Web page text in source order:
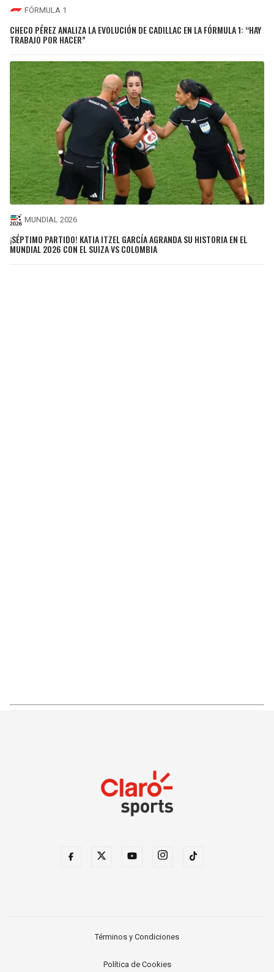
FÓRMULA 1
CHECO PÉREZ ANALIZA LA EVOLUCIÓN DE CADILLAC EN LA FÓRMULA 1: “HAY
TRABAJO POR HACER”
MUNDIAL 2026
¡SÉPTIMO PARTIDO! KATIA ITZEL GARCÍA AGRANDA SU HISTORIA EN EL
MUNDIAL 2026 CON EL SUIZA VS COLOMBIA
Términos y Condiciones
Política de Cookies